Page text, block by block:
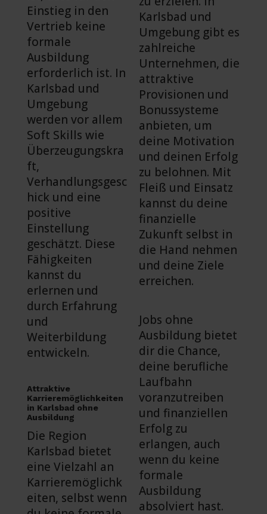
Einstieg in den
Vertrieb keine
formale
Ausbildung
erforderlich ist. In
Karlsbad und
Umgebung
werden vor allem
Soft Skills wie
Überzeugungskra
ft,
Verhandlungsgesc
hick und eine
positive
Einstellung
geschätzt. Diese
Fähigkeiten
kannst du
erlernen und
durch Erfahrung
und
Weiterbildung
entwickeln.
Attraktive
Karrieremöglichkeiten
in Karlsbad ohne
Ausbildung
Die Region
Karlsbad bietet
eine Vielzahl an
Karrieremöglichk
eiten, selbst wenn
Karlsbad und
Umgebung gibt es
zahlreiche
Unternehmen, die
attraktive
Provisionen und
Bonussysteme
anbieten, um
deine Motivation
und deinen Erfolg
zu belohnen. Mit
Fleiß und Einsatz
kannst du deine
finanzielle
Zukunft selbst in
die Hand nehmen
und deine Ziele
erreichen.
Jobs ohne
Ausbildung bietet
dir die Chance,
deine berufliche
Laufbahn
voranzutreiben
und finanziellen
Erfolg zu
erlangen, auch
wenn du keine
formale
Ausbildung
absolviert hast.